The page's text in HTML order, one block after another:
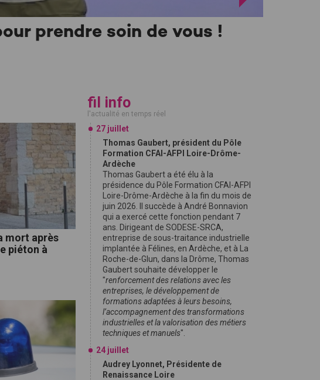
prendre soin de vous !
mort après
piéton à
fil info
l'actualité en temps réel
27 juillet
Thomas Gaubert, président du Pôle
Formation CFAI-AFPI Loire-Drôme-
Ardèche
Thomas Gaubert a été élu à la
présidence du Pôle Formation CFAI-AFPI
Loire-Drôme-Ardèche à la fin du mois de
juin 2026. Il succède à André Bonnavion
qui a exercé cette fonction pendant 7
ans. Dirigeant de SODESE-SRCA,
entreprise de sous-traitance industrielle
implantée à Félines, en Ardèche, et à La
Roche-de-Glun, dans la Drôme, Thomas
Gaubert souhaite développer le
"renforcement des relations avec les
entreprises, le développement de
formations adaptées à leurs besoins,
l’accompagnement des transformations
industrielles et la valorisation des métiers
techniques et manuels".
24 juillet
Audrey Lyonnet, Présidente de
Renaissance Loire